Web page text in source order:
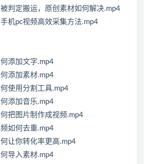
判定搬运，原创素材如何解决.mp4
机pc视频高效采集方法.mp4
添加文字.mp4
添加素材.mp4
使用分割工具.mp4
添加音乐.mp4
把图片制作成视频.mp4
如何去重.mp4
让你转化率更高.mp4
导入素材.mp4